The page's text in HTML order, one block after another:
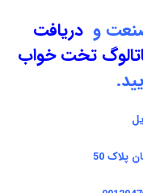
صنعت ودریافت
تخت خواب
پلاک 50